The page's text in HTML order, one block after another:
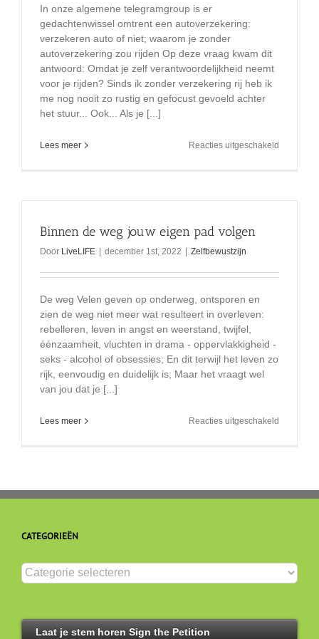
In onze algemene telegramgroup is er
gedachtenwissel omtrent een autoverzekering:
verzekeren auto of niet; waarom je zonder
autoverzekering zou rijden Op deze vraag kwam dit
antwoord: Omdat je zelf verantwoordelijkheid neemt
voor je rijden? Sinds ik zonder verzekering rij heb ik
me nog nooit zo rustig en gefocust gevoeld achter
het stuur... Ook... Als je [...]
Lees meer Reacties uitgeschakeld
Binnen de weg jouw eigen pad volgen
Door LiveLIFE | december 1st, 2022 | Zelfbewustzijn
De weg Velen geven op onderweg, ontsporen en
zien de weg niet meer wat resulteert in overleven:
rebelleren, leven in angst en weerstand, twijfel,
éénzaamheit, vluchten in drama - oppervlakkigheid -
seks - alcohol of obsessies; En dit terwijl het leven zo
rijk, eenvoudig en duidelijk is; Maar het vraagt wel
van jou dat je [...]
Lees meer Reacties uitgeschakeld
pad
CATEGORIEËN
Categorieën
Laat je stem horen Sign the Petition